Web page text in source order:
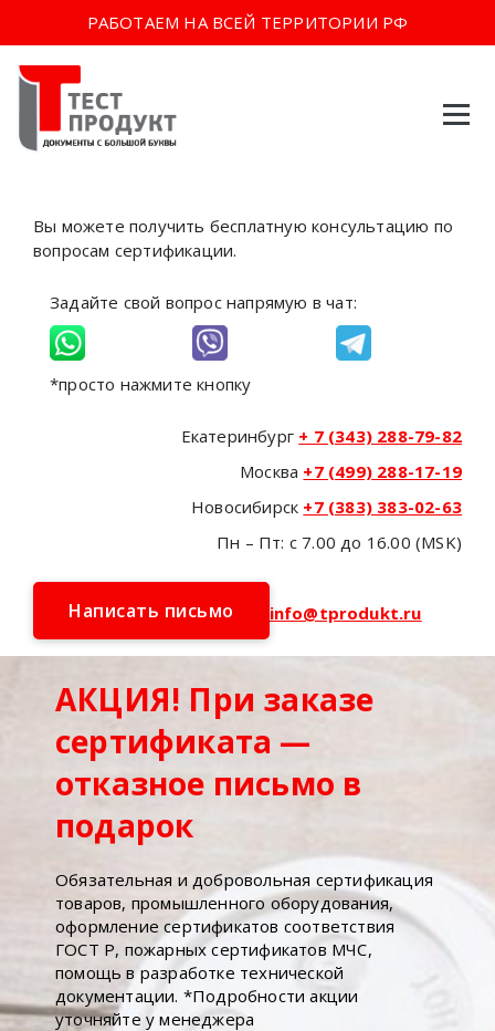
РАБОТАЕМ НА ВСЕЙ ТЕРРИТОРИИ РФ
содержимому
Вы можете получить бесплатную консультацию по
вопросам сертификации.
Задайте свой вопрос напрямую в чат:
*просто нажмите кнопку
Екатеринбург + 7 (343) 288-79-82
Москва +7 (499) 288-17-19
Новосибирск +7 (383) 383-02-63
Пн – Пт: с 7.00 до 16.00 (MSK)
Написать письмо info@tprodukt.ru
АКЦИЯ! При заказе
сертификата —
отказное письмо в
подарок
Обязательная и добровольная сертификация
товаров, промышленного оборудования,
оформление сертификатов соответствия
ГОСТ Р, пожарных сертификатов МЧС,
помощь в разработке технической
документации. *Подробности акции
уточняйте у менеджера